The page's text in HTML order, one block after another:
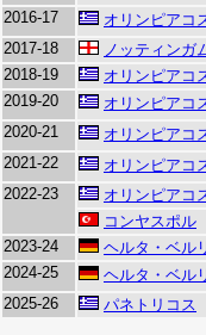
2016-17
オリンピアコ
2017-18
ノッティンガ
2018-19
オリンピアコ
2019-20
オリンピアコ
2020-21
オリンピアコ
2021-22
オリンピアコ
2022-23
オリンピアコ
コンヤスポル
2023-24
ヘルタ・ベル
2024-25
ヘルタ・ベル
2025-26
パネトリコス